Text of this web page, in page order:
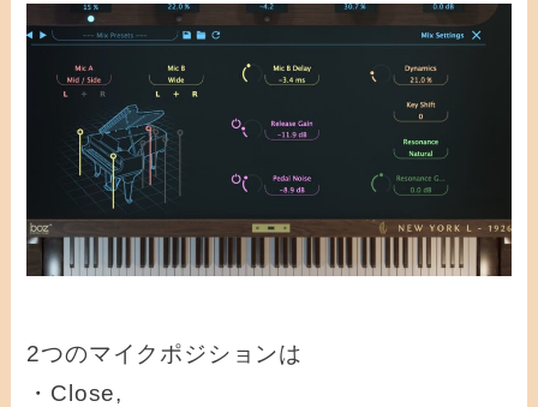
2つのマイクポジションは
・Close,